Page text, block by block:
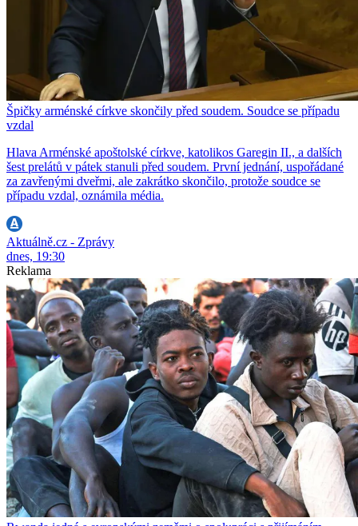
Špičky arménské církve skončily před soudem. Soudce se případu
vzdal
Hlava Arménské apoštolské církve, katolikos Garegin II., a dalších
šest prelátů v pátek stanuli před soudem. První jednání, uspořádané
za zavřenými dveřmi, ale zakrátko skončilo, protože soudce se
případu vzdal, oznámila média.
Aktuálně.cz - Zprávy
dnes, 19:30
Reklama